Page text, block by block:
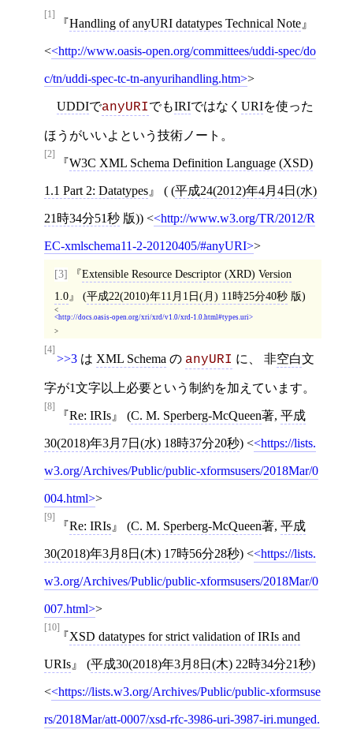
[1]
Handling of anyURI datatypes Technical Note
< http://www.oasis-open.org/committees/uddi-spec/do
c/tn/uddi-spec-tc-tn-anyurihandling.htm >
UDDIでanyURIでもIRIではなく URIを使った
ほうがいいよという技術ノート。
[2]
W3C XML Schema Definition Language (XSD)
1.1 Part 2: Datatypes ( (平成24(2012)年4月4日(水)
21時34分51秒 版)) < http://www.w3.org/TR/2012/R
EC-xmlschema11-2-20120405/#anyURI >
[3]
Extensible Resource Descriptor (XRD) Version
1.0
(平成22(2010)年11月1日(月) 11時25分40秒版)
<
http://docs.oasis-open.org/xri/xrd/v1.0/xrd-1.0.html#types.uri
>
[4]
>>3 は XML Schema の anyURI に、 非空白文
字が1文字以上必要という制約を加えています。
[8]
Re: IRIs (C. M. Sperberg-McQueen著, 平成
30(2018)年3月7日(水) 18時37分20秒) < https://lists.
w3.org/Archives/Public/public-xformsusers/2018Mar/0
004.html >
[9]
Re: IRIs (C. M. Sperberg-McQueen著, 平成
30(2018)年3月8日(木) 17時56分28秒) < https://lists.
w3.org/Archives/Public/public-xformsusers/2018Mar/0
007.html >
[10]
XSD datatypes for strict validation of IRIs and
URIs (平成30(2018)年3月8日(木) 22時34分21秒)
< https://lists.w3.org/Archives/Public/public-xformsuse
rs/2018Mar/att-0007/xsd-rfc-3986-uri-3987-iri.munged.